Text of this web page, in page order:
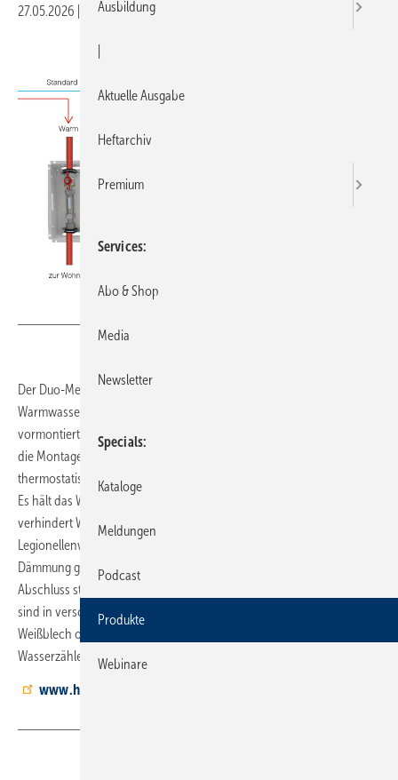
27.05.2026 Veröffentlicht in
Der Duo-Messkasten von Herz Messtechnik vereint Kalt- und
Warmwasser sowie Zirkulation in einer installierfertigen Einheit. Die
vormontierten Anschlüsse reduzieren den Platzbedarf und verkürzen
die Montagezeit auf der Baustelle. Kernkomponente ist ein
thermostatisches Zirkulationsventil, das direkt im Kasten integriert ist.
Es hält das Warmwasser im System auf konstanter Temperatur,
verhindert Wasserstagnation und schützt so vor
Legionellenwachstum. Die Variante Messbox ist mit werkseitiger
Dämmung gegen Wärmeverluste ausgestattet. Für den wandseitigen
Abschluss stehen tiefenverstellbare Abdeckungen zur Verfügung. Sie
sind in verschiedenen Designs erhältlich: klassisch in Edelstahl oder
Weißblech oder als Kunststoffrahmen, der die Signale moderner Funk-
Wasserzähler durchlässt.
www.herz-messtechnik.de
Ausbildung
Aktuelle Ausgabe
Heftarchiv
Premium
Services
Abo & Shop
Media
Newsletter
Specials
Kataloge
Meldungen
Podcast
Produkte
Webinare